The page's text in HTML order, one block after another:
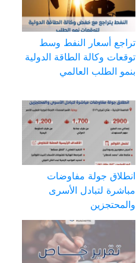
تراجع أسعار النفط وسط
توقعات وكالة الطاقة الدولية
بنمو الطلب العالمي
انطلاق جولة مفاوضات
مباشرة لتبادل الأسرى
والمحتجزين